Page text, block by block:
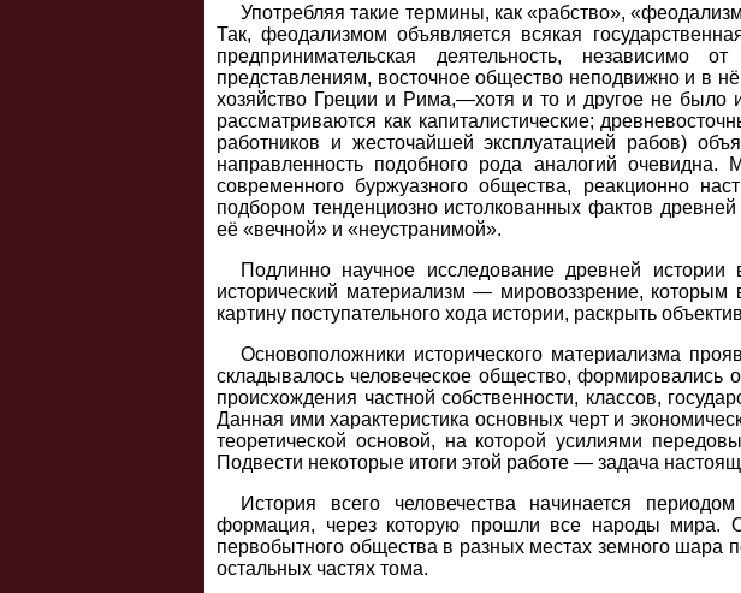
Употребляя такие термины, как «рабство»,
Так, феодализмом объявляется всякая
предпринимательская деятельность, независимо
представлениям, восточное общество неподвижно и в
хозяйство Греции и Рима,—хотя и то и другое не было
рассматриваются как капиталистические;
работников и жесточайшей эксплуатацией рабов)
направленность подобного рода аналогий
современного буржуазного общества, реакционно
подбором тенденциозно истолкованных фактов
её «вечной» и «неустранимой».
Подлинно научное исследование древней
исторический материализм — мировоззрение,
картину поступательного хода истории, раскрыть
Основоположники исторического материализма
складывалось человеческое общество,
происхождения частной собственности, классов,
Данная ими характеристика основных черт и
теоретической основой, на которой усилиями
Подвести некоторые итоги этой работе — задача
История всего человечества начинается
формация, через которую прошли все народы мира.
первобытного общества в разных местах земного шара
остальных частях тома.